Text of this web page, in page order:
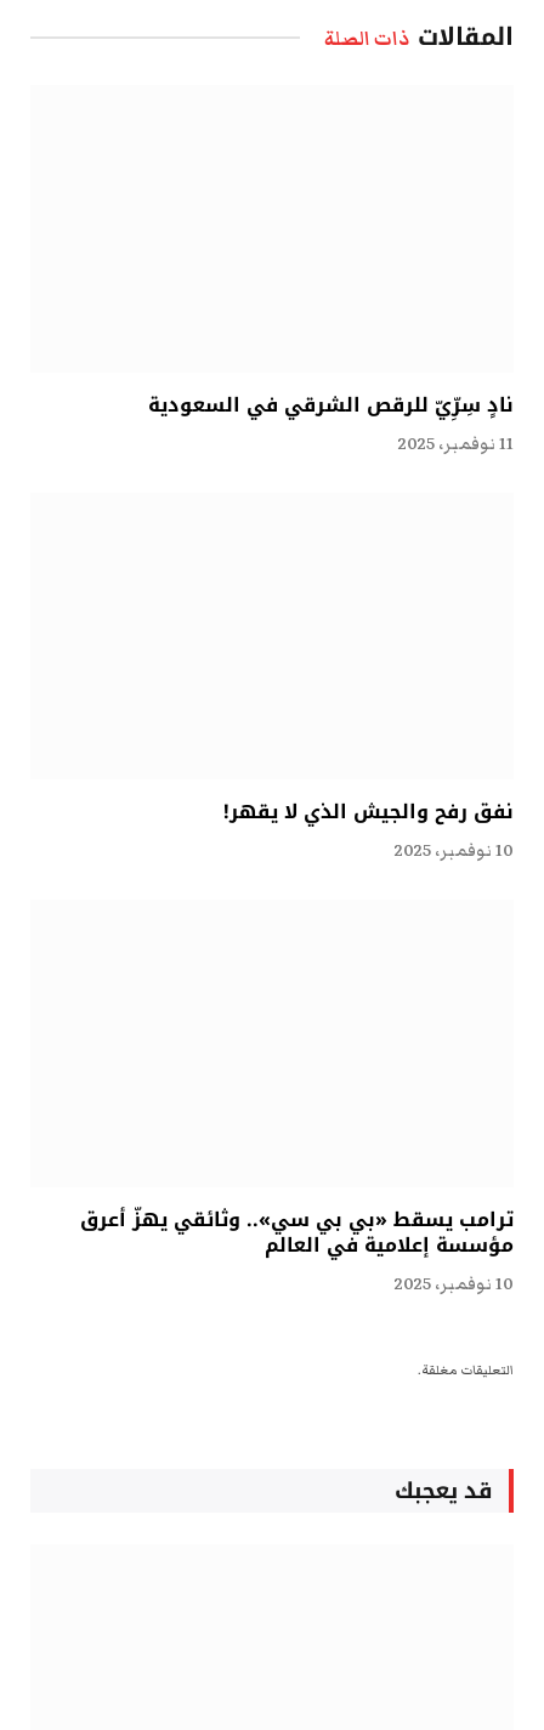
المقالات ذات الصلة
نادٍ سِرِّيّ للرقص الشرقي في السعودية
11 نوفمبر، 2025
نفق رفح والجيش الذي لا يقهر!
10 نوفمبر، 2025
ترامب يسقط «بي بي سي».. وثائقي يهزّ أعرق
مؤسسة إعلامية في العالم
10 نوفمبر، 2025
التعليقات مغلقة.
قد يعجبك